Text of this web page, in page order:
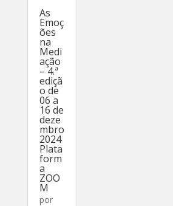
As
Emoç
ões
na
Medi
ação
– 4.ª
ediçã
o de
06 a
16 de
deze
mbro
2024
Plata
form
a
ZOO
M
por